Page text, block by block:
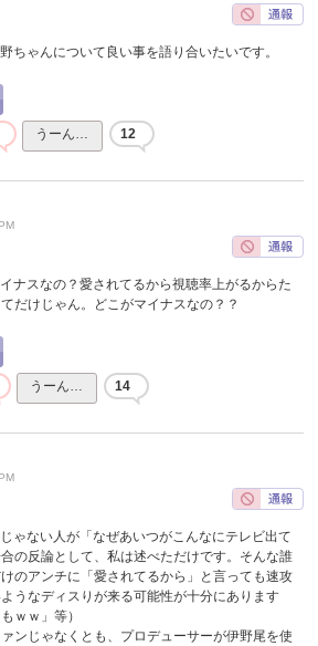
ちゃんについて良い事を語り合いたいです。
うーん… 12
ナスなの？愛されてるから視聴率上がるからた
だけじゃん。どこがマイナスなの？？
うーん… 14
ゃない人が「なぜあいつがこんなにテレビ出て
の反論として、私は述べただけです。そんな誰
のアンチに「愛されてるから」と言っても速攻
うなディスりが来る可能性が十分にあります
ｗｗ」等）
ンじゃなくとも、プロデューサーが伊野尾を使